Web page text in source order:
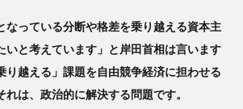
なっている分断や格差を乗り越える資本主
いと考えています」と岸田首相は言います
り越える」課題を自由競争経済に担わせる
は、政治的に解決する問題です。